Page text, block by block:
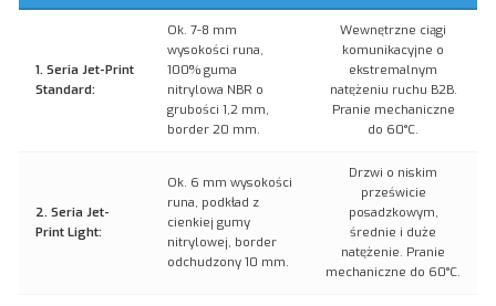
1. Seria Jet-Print
Standard:
Ok. 7-8 mm
wysokości runa,
100% guma
nitrylowa NBR o
grubości 1,2 mm,
border 20 mm.
Wewnętrzne ciągi
komunikacyjne o
ekstremalnym
natężeniu ruchu B2B.
Pranie mechaniczne
do 60°C.
2. Seria Jet-
Print Light:
Ok. 6 mm wysokości
runa, podkład z
cienkiej gumy
nitrylowej, border
odchudzony 10 mm.
Drzwi o niskim
prześwicie
posadzkowym,
średnie i duże
natężenie. Pranie
mechaniczne do 60°C.